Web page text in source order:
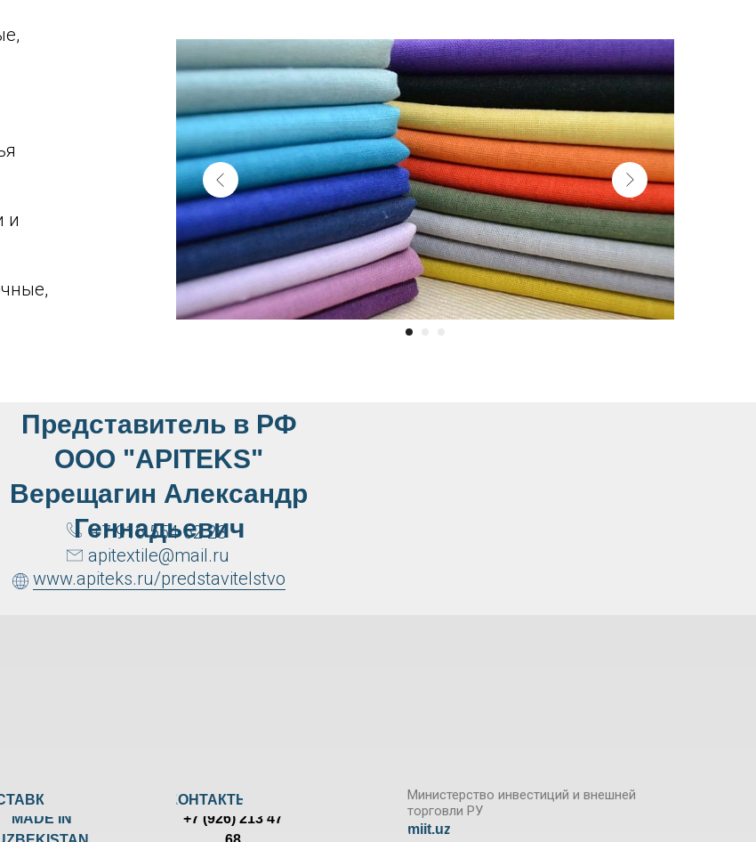
и
Представитель в РФ
ООО "APITEKS"
Верещагин Александр
Геннадьевич
+7 916 554 52 28
apitextile@mail.ru
www.apiteks.ru/predstavitelstvo
+7 (926) 213 47
КОНТАКТЫ
miit.uz
Министерство инвестиций и внешней
торговли РУ
MADE IN